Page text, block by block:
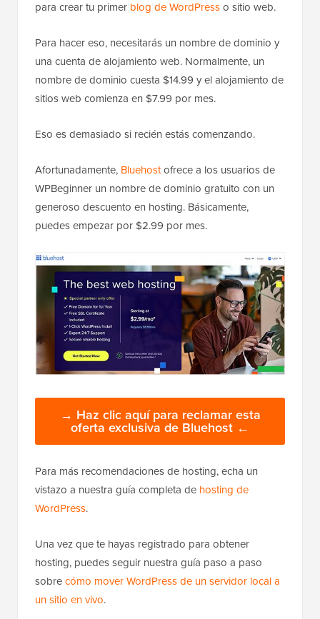
para crear tu primer blog de WordPresso sitio web.
Para hacer eso, necesitarás un nombre de dominio y
una cuenta de alojamiento web. Normalmente, un
nombre de dominio cuesta $14.99 y el alojamiento de
sitios web comienza en $7.99 por mes.
Eso es demasiado si recién estás comenzando.
Afortunadamente, Bluehostofrece a los usuarios de
WPBeginner un nombre de dominio gratuito con un
generoso descuento en hosting. Básicamente,
puedes empezar por $2.99 por mes.
→ Haz clic aquí para reclamar esta
oferta exclusiva de Bluehost ←
Para más recomendaciones de hosting, echa un
vistazo a nuestra guía completa de hosting de
WordPress.
Una vez que te hayas registrado para obtener
hosting, puedes seguir nuestra guía paso a paso
sobrecómo mover WordPress de un servidor local a
un sitio en vivo.